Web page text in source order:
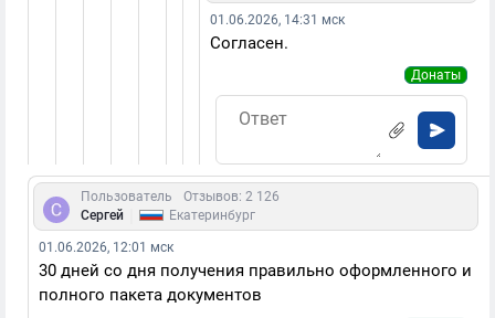
01.06.2026, 14:31 мск
Согласен.
Донаты
Пользователь
Отзывов: 2 126
Сергей
Екатеринбург
01.06.2026, 12:01 мск
30 дней со дня получения правильно оформленного и
полного пакета документов